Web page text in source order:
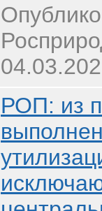
РОП: из